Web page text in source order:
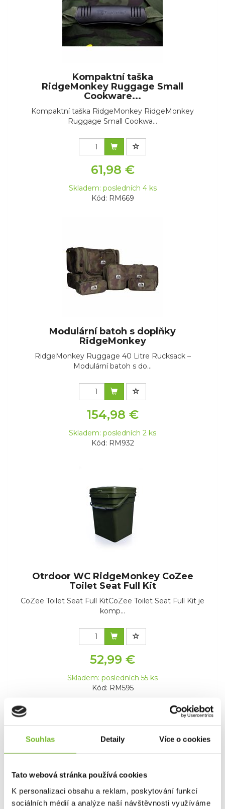
Souhlas Detaily Více o cookies
Tato webová stránka používá cookies
K personalizaci obsahu a reklam, poskytování funkcí
sociálních médií a analýze naší návštěvnosti využíváme
Kompaktní taška
RidgeMonkey Ruggage Small
Cookware...
Kompaktní taška RidgeMonkey RidgeMonkey
Ruggage Small Cookwa...
61,98 €
Skladem: posledních 4 ks
Kód: RM669
Modulární batoh s doplňky
RidgeMonkey
RidgeMonkey Ruggage 40 Litre Rucksack –
Modulární batoh s do...
154,98 €
Skladem: posledních 2 ks
Kód: RM932
Otrdoor WC RidgeMonkey CoZee
Toilet Seat Full Kit
CoZee Toilet Seat Full KitCoZee Toilet Seat Full Kit je
komp...
52,99 €
Skladem: posledních 55 ks
Kód: RM595